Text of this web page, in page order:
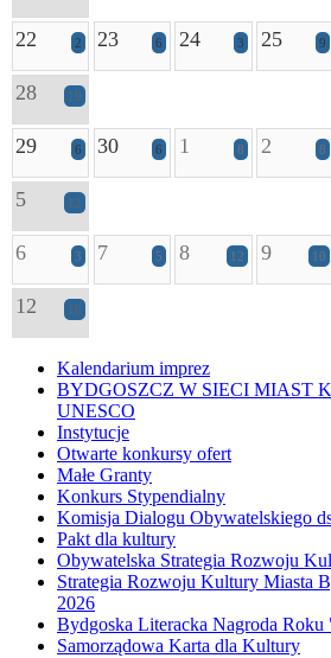
22 2 23 6 24 3 25 9
28 19
29 6 30 6 1 8 2 8
5 12
6 3 7 5 8 12 9 10
12 16
Kalendarium imprez
BYDGOSZCZ W SIECI MIAST
UNESCO
Instytucje
Otwarte konkursy ofert
Małe Granty
Konkurs Stypendialny
Komisja Dialogu Obywatelskiego
Pakt dla kultury
Obywatelska Strategia Rozwoju
Strategia Rozwoju Kultury Miasta
2026
Bydgoska Literacka Nagroda Roku
Samorządowa Karta dla Kultury